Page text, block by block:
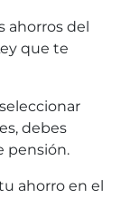
ahorros del
que te
debes
pensión.
ahorro en el